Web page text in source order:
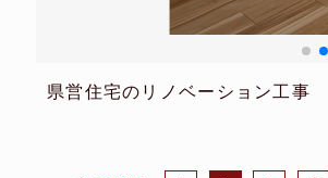
県営住宅のリノベーション工事